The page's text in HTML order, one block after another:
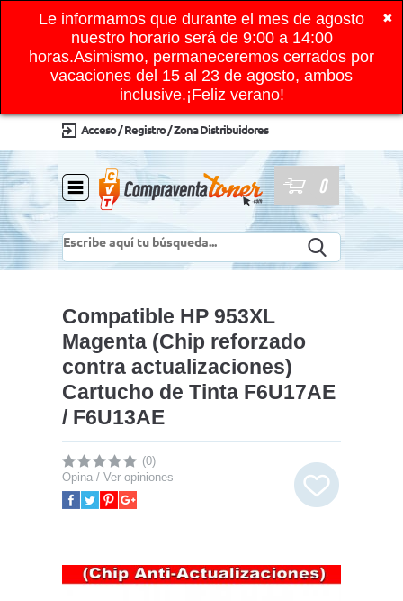
✖
Le informamos que durante el mes de agosto
nuestro horario será de 9:00 a 14:00
horas.Asimismo, permaneceremos cerrados por
vacaciones del 15 al 23 de agosto, ambos
inclusive.¡Feliz verano!
Acceso / Registro / Zona Distribuidores
0
Compatible HP 953XL
Magenta (Chip reforzado
contra actualizaciones)
Cartucho de Tinta F6U17AE
/ F6U13AE
(0)
Opina / Ver opiniones